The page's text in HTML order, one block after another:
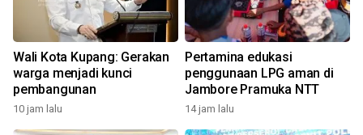
Wali Kota Kupang: Gerakan
warga menjadi kunci
pembangunan
10 jam lalu
Pertamina edukasi
penggunaan LPG aman di
Jambore Pramuka NTT
14 jam lalu